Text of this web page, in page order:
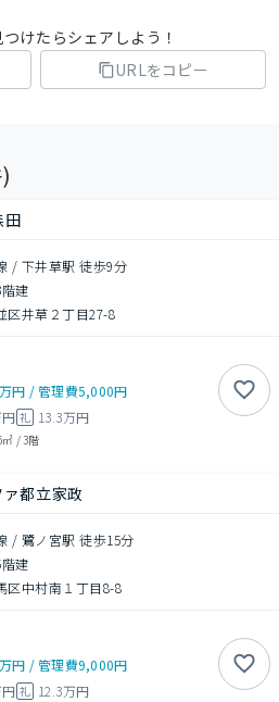
けたらシェアしよう！
URLをコピー
田
/ 下井草駅 徒歩9分
建
区井草２丁目27-8
万円 /管理費5,000円
礼 13.3万円
㎡ /3階
都立家政
/ 鷺ノ宮駅 徒歩15分
建
区中村南１丁目8-8
万円 /管理費9,000円
礼 12.3万円